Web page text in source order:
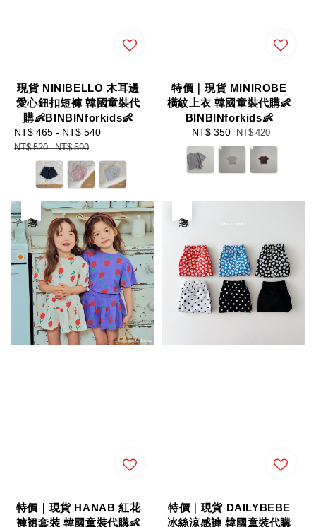
現貨 NINIBELLO 木耳邊
愛心鈕扣短褲 韓國童裝代
購👶BINBINforkids👶
Sale
price
NT$ 465 - NT$ 540
NT$ 520-NT$ 590
特價｜現貨 MINIROBE
橫紋上衣 韓國童裝代購👶
BINBINforkids👶
Sale
price
NT$ 350 Regular
price
NT$ 420
特價｜現貨 HANAB 紅花
特價｜現貨 DAILYBEBE